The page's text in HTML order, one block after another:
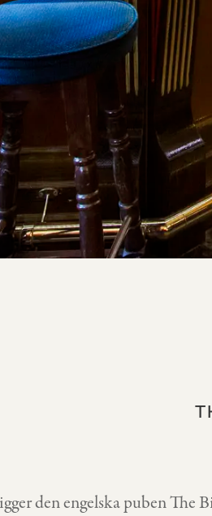
den engelska puben The